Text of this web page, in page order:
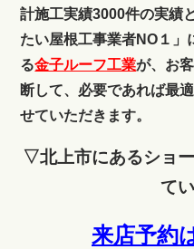
計施工実績3000件の実績
たい屋根工事業者NO１」
る金子ルーフ工業が、お
断して、必要であれば最
せていただきます。
▽北上市にあるショ
て
来店予約